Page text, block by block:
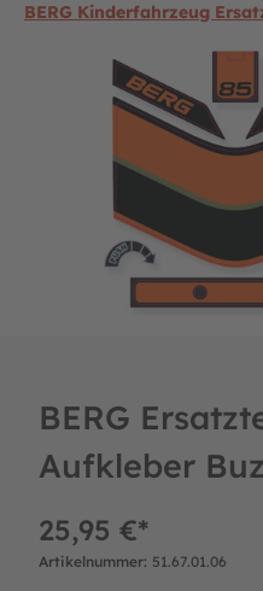
BERG Kinderfahrzeug
Bildergalerie überspringen
BERG
Aufkleber
25,95 €*
Artikelnummer: 51.67.01.06